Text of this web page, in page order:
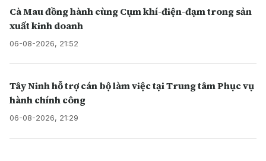
Cà Mau đồng hành cùng Cụm khí-điện-đạm trong sản
xuất kinh doanh
06-08-2026, 21:52
Tây Ninh hỗ trợ cán bộ làm việc tại Trung tâm Phục vụ
hành chính công
06-08-2026, 21:29